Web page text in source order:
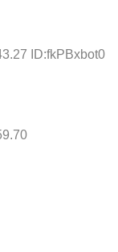
ID:fkPBxbot0